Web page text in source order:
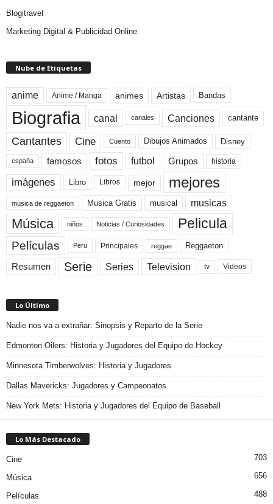
Blogitravel
Marketing Digital & Publicidad Online
Nube de Etiquetas
anime Anime / Manga animes Artistas Bandas
Biografia canal canales Canciones cantante
Cantantes Cine Cuento Dibujos Animados Disney
españa famosos fotos futbol Grupos historia
imágenes Libro Libros mejor mejores
musica de reggaeton Musica Gratis musical musicas
Música niños Noticias / Curiosidades Pelicula
Películas Peru Principales reggae Reggaeton
Resumen Serie Series Television tv Videos
Lo Último
Nadie nos va a extrañar: Sinopsis y Reparto de la Serie
Edmonton Oilers: Historia y Jugadores del Equipo de Hockey
Minnesota Timberwolves: Historia y Jugadores
Dallas Mavericks: Jugadores y Campeonatos
New York Mets: Historia y Jugadores del Equipo de Baseball
Lo Más Destacado
Cine 703
Música 656
Películas 488